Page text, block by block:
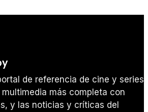
de referencia de cine y series.
más completa con
y las noticias y críticas del